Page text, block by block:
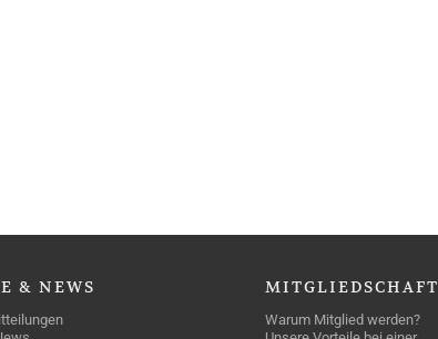
& NEWS MITGLIEDSCHAFT
Warum Mitglied werden?